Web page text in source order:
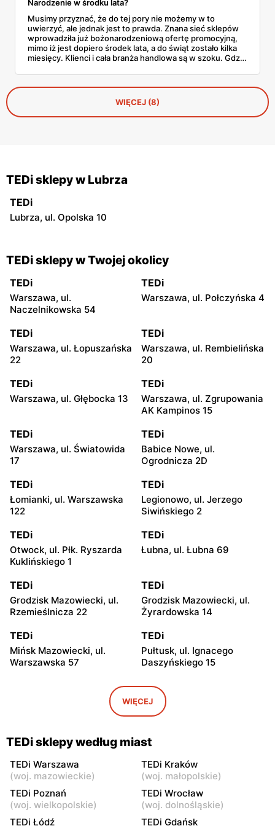
Narodzenie w środku lata?
Musimy przyznać, że do tej pory nie możemy w to
uwierzyć, ale jednak jest to prawda. Znana sieć sklepów
wprowadziła już bożonarodzeniową ofertę promocyjną,
mimo iż jest dopiero środek lata, a do świąt zostało kilka
miesięcy. Klienci i cała branża handlowa są w szoku. Gdzie
WIĘCEJ (8)
TEDi sklepy w Lubrza
TEDi
Lubrza, ul. Opolska 10
TEDi sklepy w Twojej okolicy
TEDi
Warszawa, ul.
Naczelnikowska 54
TEDi
Warszawa, ul. Połczyńska 4
TEDi
Warszawa, ul. Łopuszańska
22
TEDi
Warszawa, ul. Rembielińska
20
TEDi
Warszawa, ul. Głębocka 13
TEDi
Warszawa, ul. Zgrupowania
AK Kampinos 15
TEDi
Warszawa, ul. Światowida
17
TEDi
Babice Nowe, ul.
Ogrodnicza 2D
TEDi
Łomianki, ul. Warszawska
122
TEDi
Legionowo, ul. Jerzego
Siwińskiego 2
TEDi
Otwock, ul. Płk. Ryszarda
Kuklińskiego 1
TEDi
Łubna, ul. Łubna 69
TEDi
Grodzisk Mazowiecki, ul.
Rzemieślnicza 22
TEDi
Grodzisk Mazowiecki, ul.
Żyrardowska 14
TEDi
Mińsk Mazowiecki, ul.
Warszawska 57
TEDi
Pułtusk, ul. Ignacego
Daszyńskiego 15
TEDi
Rawa Mazowiecka, ul.
Targowa 8
TEDi
Łowicz, ul. Władysława
Broniewskiego 11
TEDi
TEDi
Płock, ul. Wyszogrodzka
144
TEDi
Radom, ul. Wandy
Malczewskiej 5
WIĘCEJ
TEDi sklepy według miast
TEDi Warszawa
(woj. mazowieckie)
TEDi Kraków
(woj. małopolskie)
TEDi Poznań
(woj. wielkopolskie)
TEDi Wrocław
(woj. dolnośląskie)
TEDi Łódź
TEDi Gdańsk